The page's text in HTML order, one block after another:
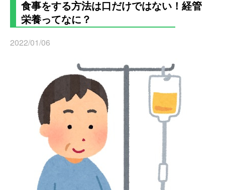
食事をする方法は口だけではない！経管
栄養ってなに？
2022/01/06